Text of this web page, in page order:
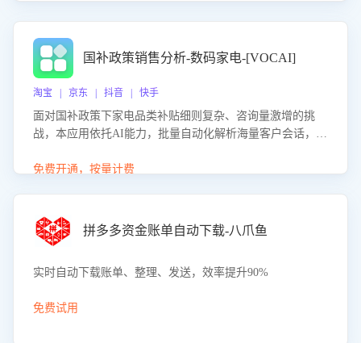
国补政策销售分析-数码家电-[VOCAI]
淘宝 | 京东 | 抖音 | 快手
面对国补政策下家电品类补贴细则复杂、咨询量激增的挑
战，本应用依托AI能力，批量自动化解析海量客户会话，精
购买意向，深度洞察决策动因。同时全面评估客服团队政策
度、客服转化能力及销售业绩。
免费开通，按量计费
拼多多资金账单自动下载-八爪鱼
实时自动下载账单、整理、发送，效率提升90%
免费试用